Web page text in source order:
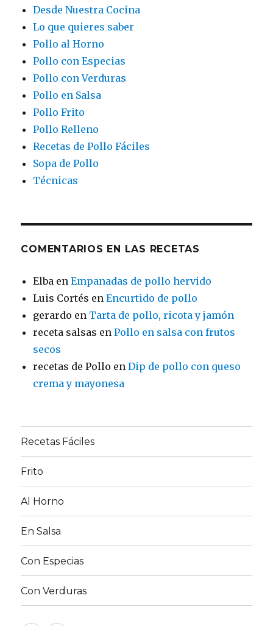
Desde Nuestra Cocina
Lo que quieres saber
Pollo al Horno
Pollo con Especias
Pollo con Verduras
Pollo en Salsa
Pollo Frito
Pollo Relleno
Recetas de Pollo Fáciles
Sopa de Pollo
Técnicas
COMENTARIOS EN LAS RECETAS
Elba enEmpanadas de pollo hervido
Luis Cortés enEncurtido de pollo
gerardo en Tarta de pollo, ricota y jamón
receta salsas enPollo en salsa con frutos
secos
recetas de Pollo enDip de pollo con queso
crema y mayonesa
Recetas Fáciles
Frito
Al Horno
En Salsa
Con Especias
Con Verduras